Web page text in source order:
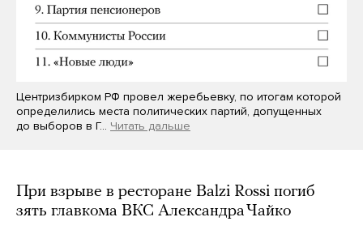
Центризбирком РФ провел жеребьевку, по итогам которой
определились места политических партий, допущенных
до выборов в Г… Читать дальше
При взрыве в ресторане Balzi Rossi погиб
зять главкома ВКС Александра Чайко